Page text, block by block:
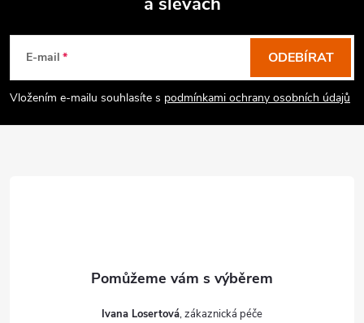
E-mail
Vložením e-mailu souhlasíte s podmínkami ochrany osobních údajů
ODEBÍRAT
Ivana Losertová